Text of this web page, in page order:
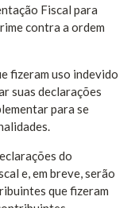
Fiscal para
contra a ordem
fizeram uso indevido
suas declarações
para se
do
e, em breve, serão
que fizeram